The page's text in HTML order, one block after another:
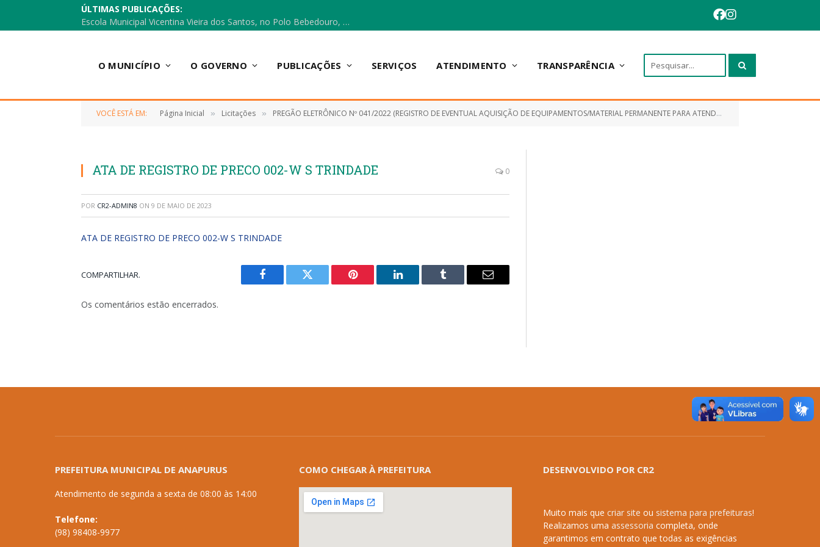
ÚLTIMAS PUBLICAÇÕES:
Escola Municipal Vicentina Vieira dos Santos, no Polo Bebedouro, recebeu materiais para a implantação do Cantinho da Leitura e da Sala Multidisciplinar.
O MUNICÍPIO O GOVERNO PUBLICAÇÕES SERVIÇOS ATENDIMENTO TRANSPARÊNCIA
VOCÊ ESTÁ EM: Página Inicial » Licitações » PREGÃO ELETRÔNICO Nº 041/2022 (REGISTRO DE EVENTUAL AQUISIÇÃO DE EQUIPAMENTOS/MATERIAL PERMANENTE PARA ATENDER AS NECESSIDADES DA SECRETARIA MUNICIPAL DE SAÚDE)
ATA DE REGISTRO DE PRECO 002-W S TRINDADE 0
POR CR2-ADMIN8 ON 9 DE MAIO DE 2023
ATA DE REGISTRO DE PRECO 002-W S TRINDADE
COMPARTILHAR.
Facebook Twitter Pinterest LinkedIn Tumblr
E-
Os comentários estão encerrados.
PREFEITURA MUNICIPAL DE ANAPURUS
Atendimento de segunda a sexta de 08:00 às 14:00
Telefone:
(98) 98408-9977
COMO CHEGAR À PREFEITURA DESENVOLVIDO POR CR2
Muito mais que criar site ou sistema para prefeituras!
Realizamos uma assessoria completa, onde
garantimos em contrato que todas as exigências